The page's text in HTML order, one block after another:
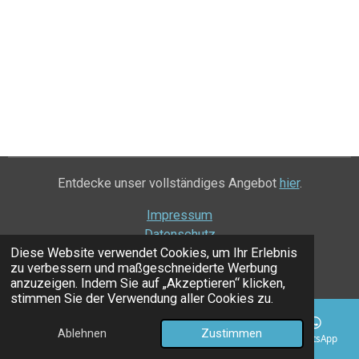
Diese Website verwendet Cookies, um Ihr Erlebnis
zu verbessern und maßgeschneiderte Werbung
anzuzeigen. Indem Sie auf „Akzeptieren“ klicken,
stimmen Sie der Verwendung aller Cookies zu.
Ablehnen Zustimmen
Entdecke unser vollständiges Angebot hier.
Impressum
Datenschutz
© 2025 - 2026 Niewiadow-Deutschland
Mit Unterstützung von Webador
Telefon Facebook WhatsApp